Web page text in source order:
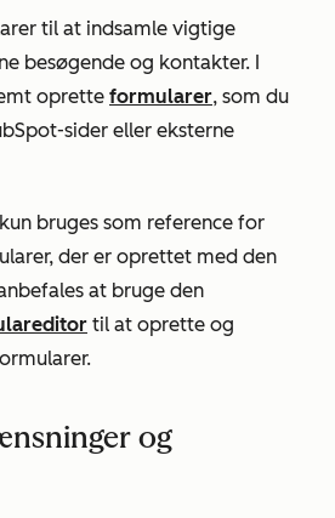
til at indsamle vigtige
besøgende og kontakter. I
oprette formularer, som du
sider eller eksterne
bruges som reference for
der er oprettet med den
at bruge den
til at oprette og
og